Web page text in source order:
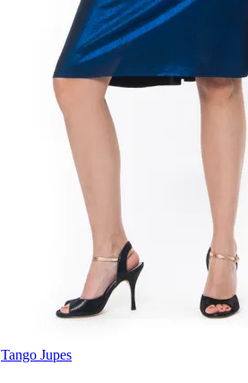
Tango Jupes